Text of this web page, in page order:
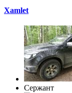
Xamlet
Сержант